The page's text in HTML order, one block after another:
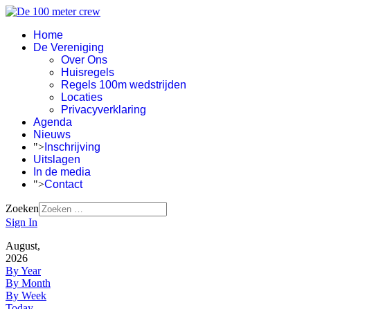
Home
De Vereniging
Over Ons
Huisregels
Regels 100m wedstrijden
Locaties
Privacyverklaring
Agenda
Nieuws
"> Inschrijving
Uitslagen
In de media
">Contact
Zoeken
Sign In
August,
2026
By Year
By Month
By Week